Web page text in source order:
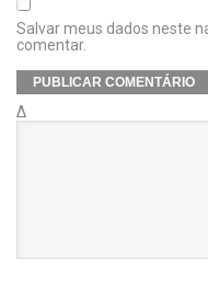
Salvar meus dados neste
comentar.
Δ